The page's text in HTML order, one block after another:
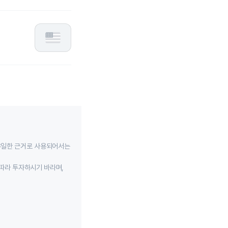
한 근거로 사용되어서는
투자하시기 바라며,